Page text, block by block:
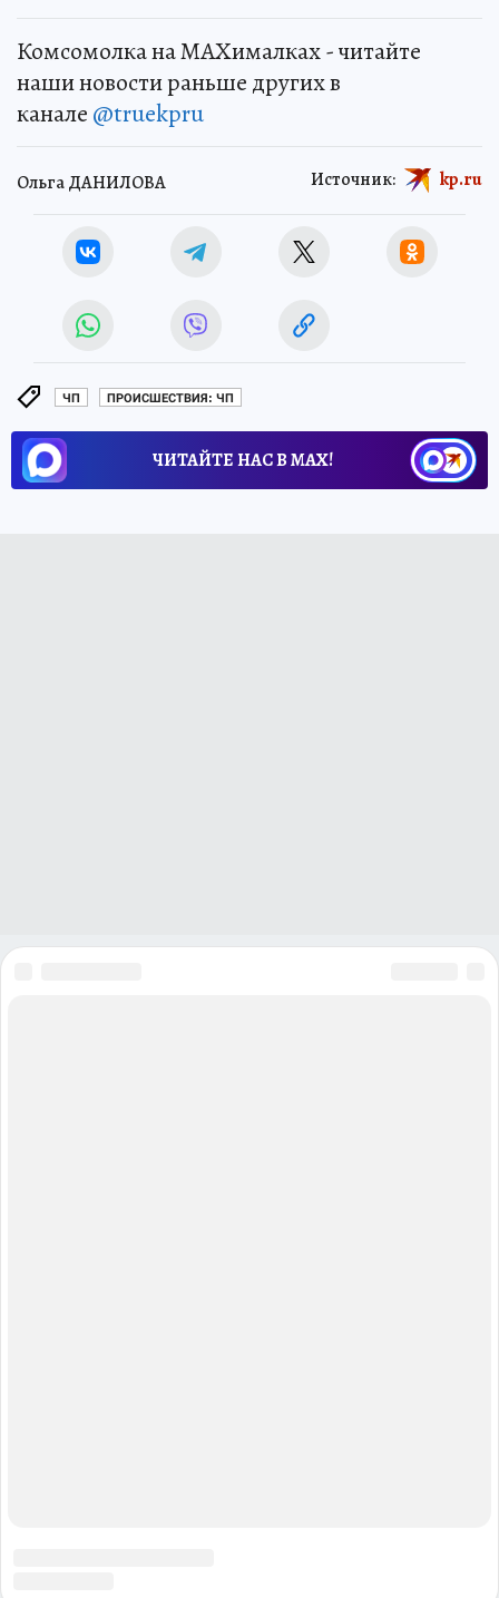
Комсомолка на MAXималках - читайте
наши новости раньше других в
канале @truekpru
Ольга ДАНИЛОВА Источник: kp.ru
ЧП ПРОИСШЕСТВИЯ: ЧП
ЧИТАЙТЕ НАС В МАХ!